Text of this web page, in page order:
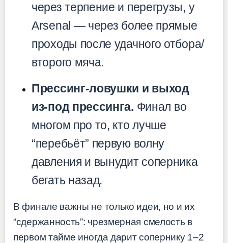
через терпение и перегрузы, у
Arsenal — через более прямые
проходы после удачного отбора/
второго мяча.
Прессинг-ловушки и выход
из-под прессинга. Финал во
многом про то, кто лучше
“перебьёт” первую волну
давления и вынудит соперника
бегать назад.
В финале важны не только идеи, но и их
“сдержанность”: чрезмерная смелость в
первом тайме иногда дарит сопернику 1–2